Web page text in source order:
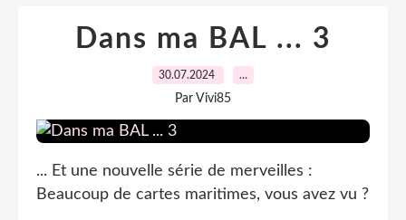
Dans ma BAL ... 3
30.07.2024 …
Par Vivi85
... Et une nouvelle série de merveilles :
Beaucoup de cartes maritimes, vous avez vu ?